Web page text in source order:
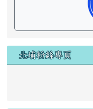
北埔粉絲專頁